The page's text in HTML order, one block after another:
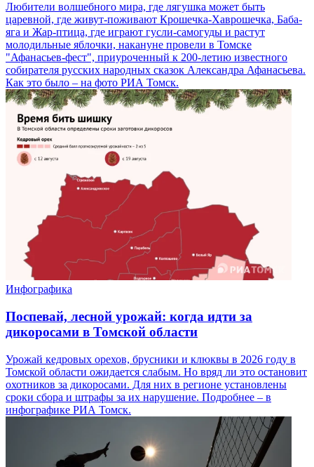
Любители волшебного мира, где лягушка может быть
царевной, где живут-поживают Крошечка-Хаврошечка, Баба-
яга и Жар-птица, где играют гусли-самогуды и растут
молодильные яблочки, накануне провели в Томске
"Афанасьев-фест", приуроченный к 200-летию известного
собирателя русских народных сказок Александра Афанасьева.
Как это было – на фото РИА Томск.
Инфографика
Поспевай, лесной урожай: когда идти за
дикоросами в Томской области
Урожай кедровых орехов, брусники и клюквы в 2026 году в
Томской области ожидается слабым. Но вряд ли это остановит
охотников за дикоросами. Для них в регионе установлены
сроки сбора и штрафы за их нарушение. Подробнее – в
инфографике РИА Томск.